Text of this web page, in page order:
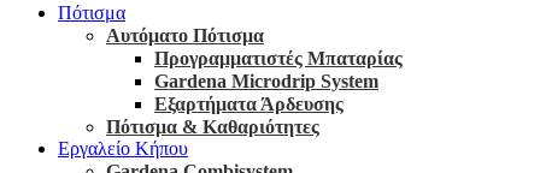
Πότισμα
Αυτόματο Πότισμα
Προγραμματιστές Μπαταρίας
Gardena Microdrip System
Εξαρτήματα Άρδευσης
Πότισμα & Καθαριότητες
Εργαλείο Κήπου